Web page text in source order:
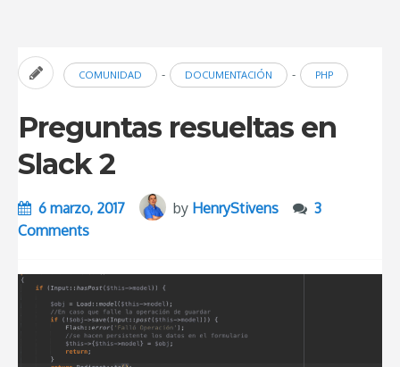
COMUNIDAD - DOCUMENTACIÓN - PHP
Preguntas resueltas en
Slack 2
6 marzo, 2017 by HenryStivens
3
Comments